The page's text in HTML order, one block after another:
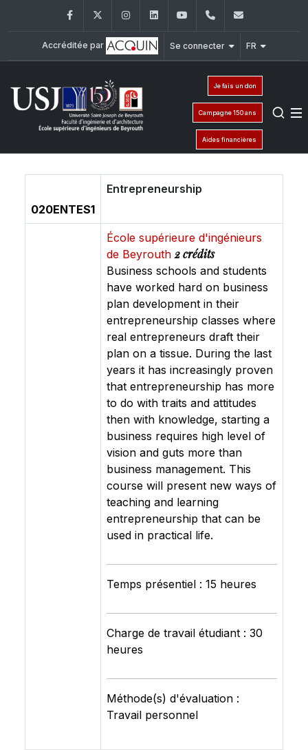
FacebookTwitter InstagramLinkedInYouTube+961 (1) 421 317
Accréditée par Se connecter FR
Je fais un don
Campagne 150 ans
Aides financières
020ENTES1
Entrepreneurship
École supérieure d'ingénieurs
de Beyrouth2 crédits
Business schools and students
have worked hard on business
plan development in their
entrepreneurship classes where
real entrepreneurs draft their
plan on a tissue. During the last
years it has increasingly proven
that entrepreneurship has more
to do with traits and attitudes
then with knowledge, starting a
business requires high level of
vision and guts more than
business management. This
course will present new ways of
teaching and learning
entrepreneurship that can be
used in practical life.
Temps présentiel : 15 heures
Charge de travail étudiant : 30
heures
Méthode(s) d'évaluation :
Travail personnel